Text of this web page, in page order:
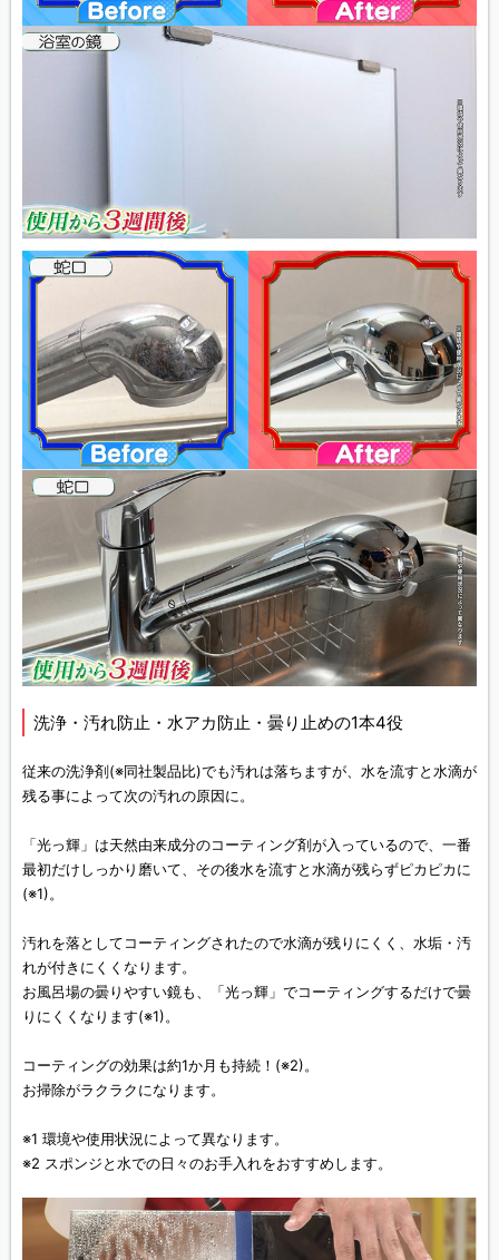
洗浄・汚れ防止・水アカ防止・曇り止めの1本4役
従来の洗浄剤(※同社製品比)でも汚れは落ちますが、水を流すと水滴が
残る事によって次の汚れの原因に。
「光っ輝」は天然由来成分のコーティング剤が入っているので、一番
最初だけしっかり磨いて、その後水を流すと水滴が残らずピカピカに
(※1)。
汚れを落としてコーティングされたので水滴が残りにくく、水垢・汚
れが付きにくくなります。
お風呂場の曇りやすい鏡も、「光っ輝」でコーティングするだけで曇
りにくくなります(※1)。
コーティングの効果は約1か月も持続！(※2)。
お掃除がラクラクになります。
※1 環境や使用状況によって異なります。
※2 スポンジと水での日々のお手入れをおすすめします。